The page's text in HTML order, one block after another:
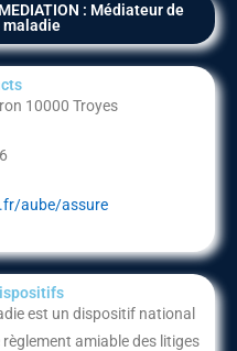
: Médiateur de
maladie
10000 Troyes
aube/assure
est un dispositif national
amiable des litiges